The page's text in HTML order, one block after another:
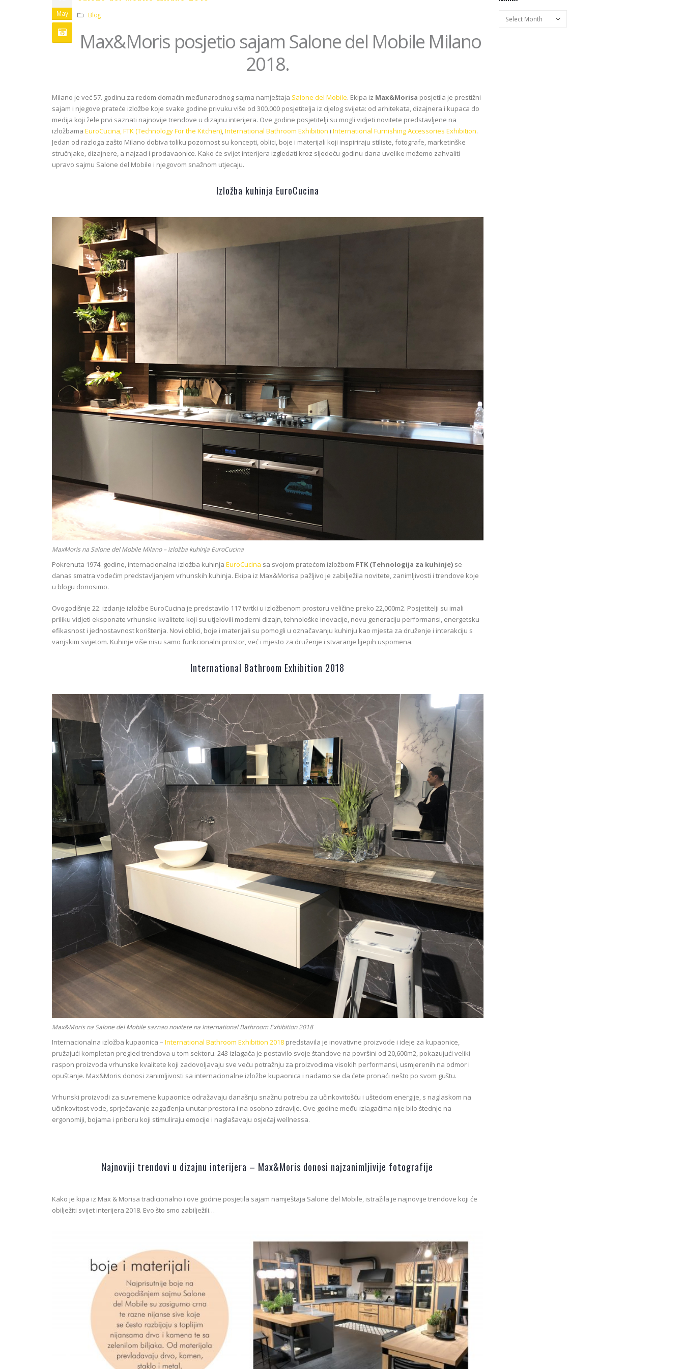
May Blog
Max&Moris posjetio sajam Salone del Mobile Milano
2018.
Milano je već 57. godinu za redom domaćin međunarodnog sajma namještaja Salone del Mobile. Ekipa iz Max&Morisa posjetila je prestižni
sajam i njegove prateće izložbe koje svake godine privuku više od 300.000 posjetitelja iz cijelog svijeta: od arhitekata, dizajnera i kupaca do
medija koji žele prvi saznati najnovije trendove u dizajnu interijera. Ove godine posjetitelji su mogli vidjeti novitete predstavljene na
izložbama EuroCucina, FTK (Technology For the Kitchen),International Bathroom Exhibition i International Furnishing Accessories Exhibition.
Jedan od razloga zašto Milano dobiva toliku pozornost su koncepti, oblici, boje i materijali koji inspiriraju stiliste, fotografe, marketinške
stručnjake, dizajnere, a najzad i prodavaonice. Kako će svijet interijera izgledati kroz sljedeću godinu dana uvelike možemo zahvaliti
upravo sajmu Salone del Mobile i njegovom snažnom utjecaju.
Izložba kuhinja EuroCucina
MaxMoris na Salone del Mobile Milano – izložba kuhinja EuroCucina
Pokrenuta 1974. godine, internacionalna izložba kuhinja EuroCucina sa svojom pratećom izložbom FTK (Tehnologija za kuhinje) se
danas smatra vodećim predstavljanjem vrhunskih kuhinja. Ekipa iz Max&Morisa pažljivo je zabilježila novitete, zanimljivosti i trendove koje
u blogu donosimo.
Ovogodišnje 22. izdanje izložbe EuroCucina je predstavilo 117 tvrtki u izložbenom prostoru veličine preko 22,000m2. Posjetitelji su imali
priliku vidjeti eksponate vrhunske kvalitete koji su utjelovili moderni dizajn, tehnološke inovacije, novu generaciju performansi, energetsku
efikasnost i jednostavnost korištenja. Novi oblici, boje i materijali su pomogli u označavanju kuhinju kao mjesta za druženje i interakciju s
vanjskim svijetom. Kuhinje više nisu samo funkcionalni prostor, već i mjesto za druženje i stvaranje lijepih uspomena.
International Bathroom Exhibition 2018
Max&Moris na Salone del Mobile saznao novitete na International Bathroom Exhibition 2018
Internacionalna izložba kupaonica – International Bathroom Exhibition 2018 predstavila je inovativne proizvode i ideje za kupaonice,
pružajući kompletan pregled trendova u tom sektoru. 243 izlagača je postavilo svoje štandove na površini od 20,600m2, pokazujući veliki
raspon proizvoda vrhunske kvalitete koji zadovoljavaju sve veću potražnju za proizvodima visokih performansi, usmjerenih na odmor i
opuštanje. Max&Moris donosi zanimljivosti sa internacionalne izložbe kupaonica i nadamo se da ćete pronaći nešto po svom guštu.
Vrhunski proizvodi za suvremene kupaonice odražavaju današnju snažnu potrebu za učinkovitošću i uštedom energije, s naglaskom na
učinkovitost vode, sprječavanje zagađenja unutar prostora i na osobno zdravlje. Ove godine među izlagačima nije bilo štednje na
ergonomiji, bojama i priboru koji stimuliraju emocije i naglašavaju osjećaj wellnessa.
Najnoviji trendovi u dizajnu interijera – Max&Moris donosi najzanimljivije fotografije
Kako je kipa iz Max & Morisa tradicionalno i ove godine posjetila sajam namještaja Salone del Mobile, istražila je najnovije trendove koji će
obilježiti svijet interijera 2018. Evo što smo zabilježili…